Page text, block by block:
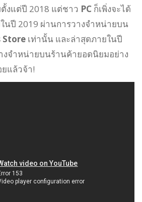
งแต่ปี 2018 แต่ชาว PC ก็เพิ่งจะได้
นปี 2019 ผ่านการวางจำหน่ายบน
Store เท่านั้น และล่าสุดภายในปี
งจำหน่ายบนร้านค้ายอดนิยมอย่าง
ยแล้วจ้า!